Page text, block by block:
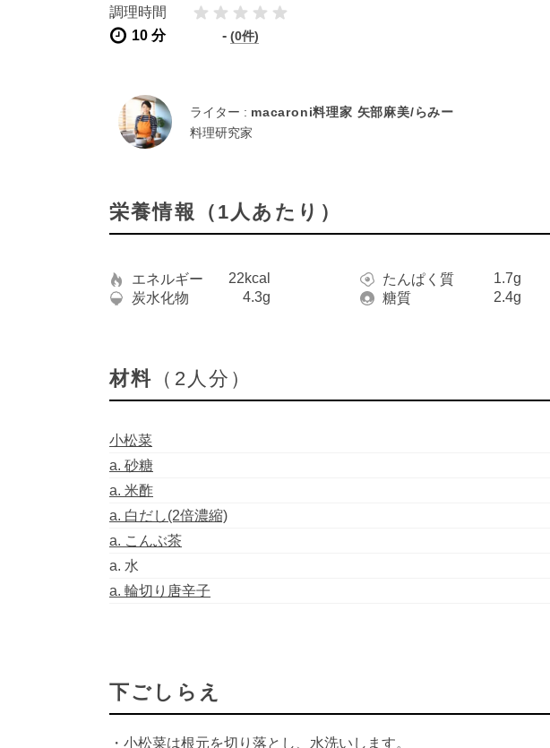
調理時間
10 分
- (0件)
ライター : macaroni料理家 矢部麻美/らみー
料理研究家
栄養情報（1人あたり）
エネルギー 22kcal たんぱく質 1.7g
炭水化物
4.3g 糖質 2.4g
材料 （2人分）
小松菜
a. 砂糖
a. 米酢
a. 白だし(2倍濃縮)
a. こんぶ茶
a. 水
a. 輪切り唐辛子
下ごしらえ
・小松菜は根元を切り落とし、水洗いします。